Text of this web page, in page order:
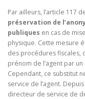
Par ailleurs, l’article 117
préservation de
publiques en cas de
physique. Cette mesure
des procédures fiscales,
prénom de l’agent par
Cependant, ce substitut
service de l’agent.
directeur de service de